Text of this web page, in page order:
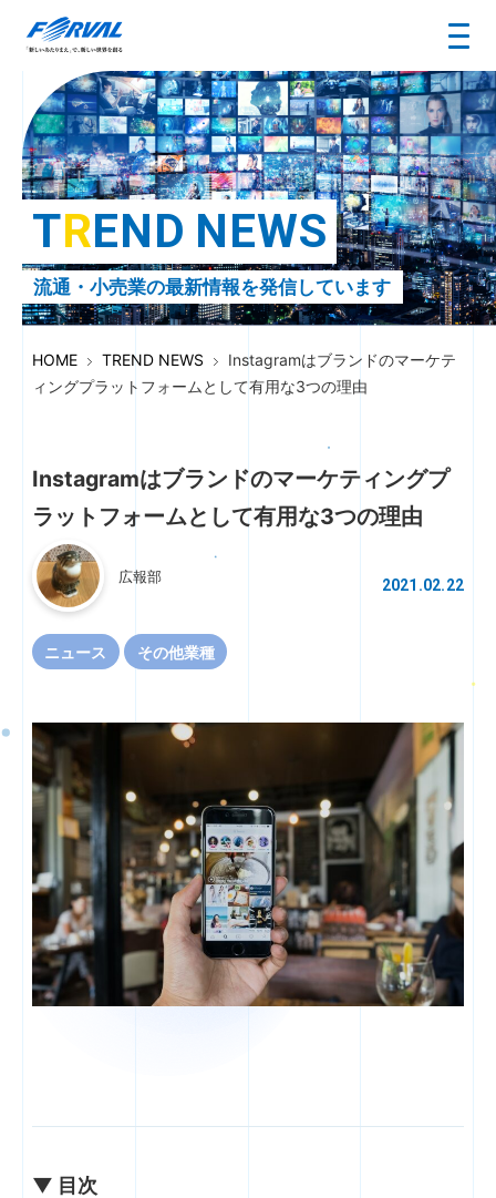
TREND NEWS
流通・小売業の最新情報を発信しています
HOME TREND NEWS
Instagramはブランドのマーケテ
ィングプラットフォームとして有用な3つの理由
Instagramはブランドのマーケティングプ
ラットフォームとして有用な3つの理由
広報部 2021.02.22
ニュース その他業種
▼ 目次